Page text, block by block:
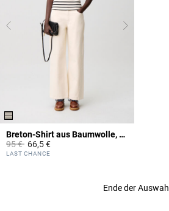
Breton-Shirt aus Baumwolle, Spitze
Price reduced from
95 €to66,5 €
4,6 out of 5 Customer Rating
LAST CHANCE
Ende der Auswahl